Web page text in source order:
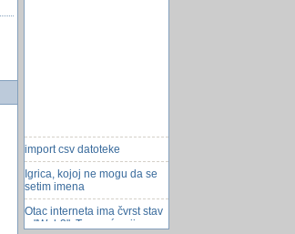
import csv datoteke
Igrica, kojoj ne mogu da se
setim imena
Otac interneta ima čvrst stav
o "Web3": To uopće nije